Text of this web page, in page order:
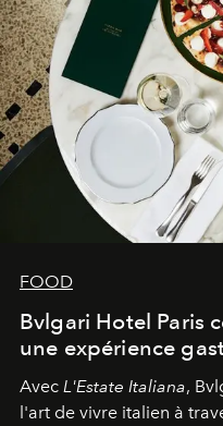
FOOD
Bvlgari Hotel Paris
une expérience
Avec L'Estate Italiana,
l'art de vivre italien à